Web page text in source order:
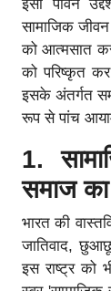
इसी पावन
सामाजिक
को आत्मसात
को परिष्कृत
इसके अंतर्गत
रूप से पांच
1.
समाज का
भारत की
जातिवाद,
इस राष्ट्र को